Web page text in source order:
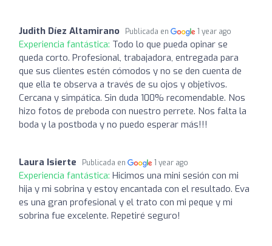
Judith Díez Altamirano Publicada en 1 year ago
Experiencia fantástica: Todo lo que pueda opinar se
queda corto. Profesional, trabajadora, entregada para
que sus clientes estén cómodos y no se den cuenta de
que ella te observa a través de su ojos y objetivos.
Cercana y simpática. Sin duda 100% recomendable. Nos
hizo fotos de preboda con nuestro perrete. Nos falta la
boda y la postboda y no puedo esperar más!!!
Laura Isierte Publicada en 1 year ago
Experiencia fantástica: Hicimos una mini sesión con mi
hija y mi sobrina y estoy encantada con el resultado. Eva
es una gran profesional y el trato con mi peque y mi
sobrina fue excelente. Repetiré seguro!